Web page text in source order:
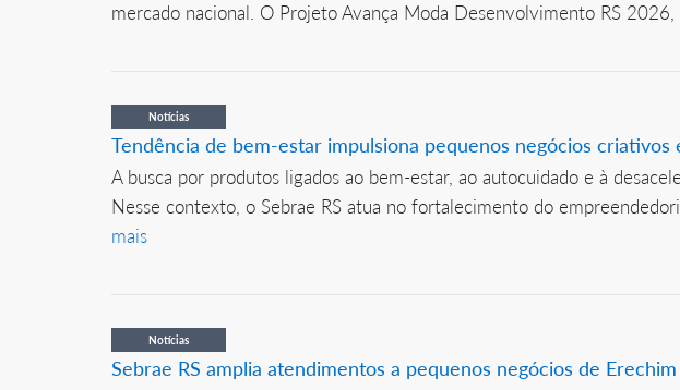
mercado nacional. O Projeto Avança Moda Desenvolvimento RS 2026,
Notícias
Tendência de bem-estar impulsiona pequenos negócios
A busca por produtos ligados ao bem-estar, ao autocuidado e à
Nesse contexto, o Sebrae RS atua no fortalecimento do
mais
Notícias
Sebrae RS amplia atendimentos a pequenos negócios de